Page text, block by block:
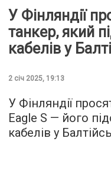
У Фінляндії
танкер, який
кабелів у
2 січ 2025, 19:13
У Фінляндії
Eagle S — його
кабелів у